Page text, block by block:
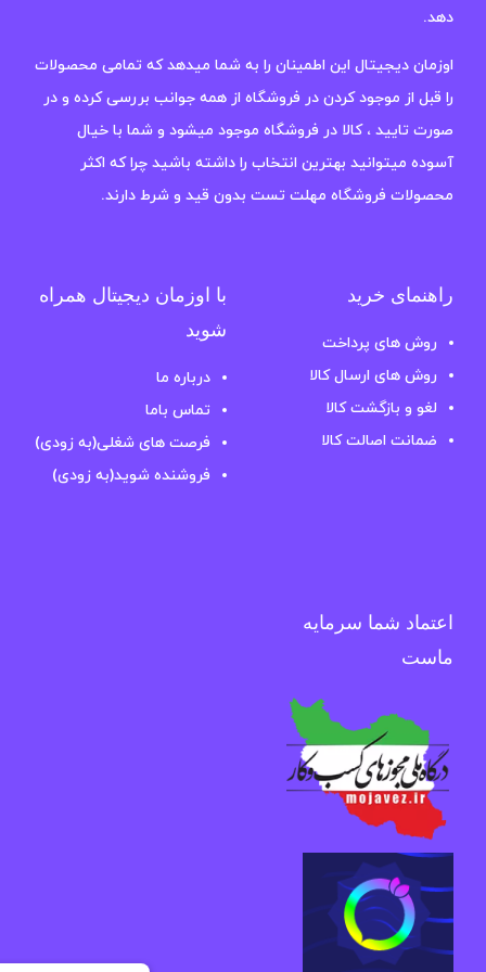
دهد.
اوزمان دیجیتال این اطمینان را به شما میدهد که تمامی محصولات
را قبل از موجود کردن در فروشگاه از همه جوانب بررسی کرده و در
صورت تایید ، کالا در فروشگاه موجود میشود و شما با خیال
آسوده میتوانید بهترین انتخاب را داشته باشید چرا که اکثر
محصولات فروشگاه مهلت تست بدون قید و شرط دارند.
راهنمای خرید
روش های پرداخت
روش های ارسال کالا
لغو و بازگشت کالا
ضمانت اصالت کالا
با اوزمان دیجیتال همراه
شوید
درباره ما
تماس باما
فرصت های شغلی(به زودی)
فروشنده شوید(به زودی)
اعتماد شما سرمایه
ماست